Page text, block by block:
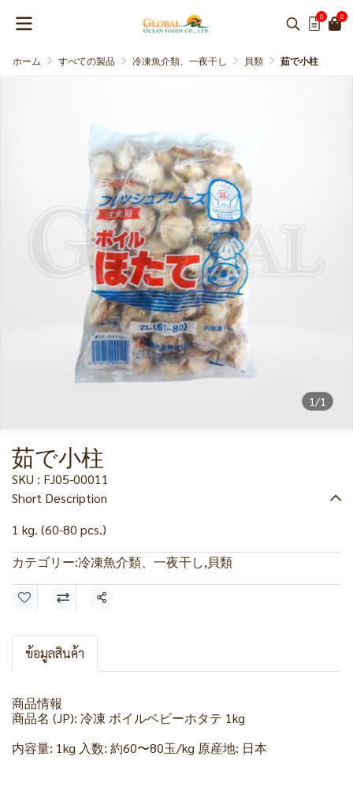
0 0
ホーム すべての製品 冷凍魚介類、一夜干し 貝類 茹で小柱
1/1
茹で小柱
SKU : FJ05-00011
Short Description
1 kg. (60-80 pcs.)
カテゴリー:冷凍魚介類、一夜干し,貝類
共有
ข้อมูลสินค้า
商品情報
商品名 (JP): 冷凍 ボイルベビーホタテ 1kg
内容量: 1kg 入数: 約60〜80玉/kg 原産地: 日本